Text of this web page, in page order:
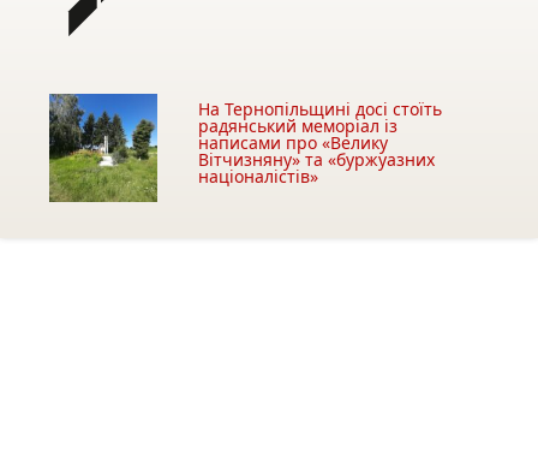
На Тернопільщині досі стоїть
радянський меморіал із
написами про «Велику
Вітчизняну» та «буржуазних
націоналістів»